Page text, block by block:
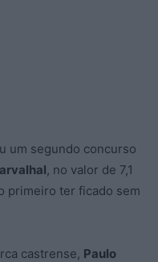
um segundo concurso
, no valor de 7,1
primeiro ter ficado sem
castrense, Paulo